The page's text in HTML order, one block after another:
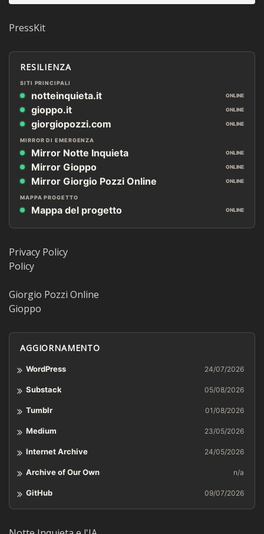
PressKit
RESILIENZA
SITI PRINCIPALI
notteinquieta.it ONLINE
gioppo.it ONLINE
giorgiopozzi.com ONLINE
MIRROR DI EMERGENZA
Mirror Notte Inquieta ONLINE
Mirror Gioppo ONLINE
Mirror Giorgio Pozzi Online ONLINE
MAPPA PROGETTO
Mappa del progetto ONLINE
Privacy Policy
Policy
Giorgio Pozzi Online
Gioppo
AGGIORNAMENTO
WordPress 24/07/2026
Substack 05/08/2026
Tumblr 01/08/2026
Medium 23/05/2026
Internet Archive 24/05/2026
Archive of Our Own n/a
GitHub 09/07/2026